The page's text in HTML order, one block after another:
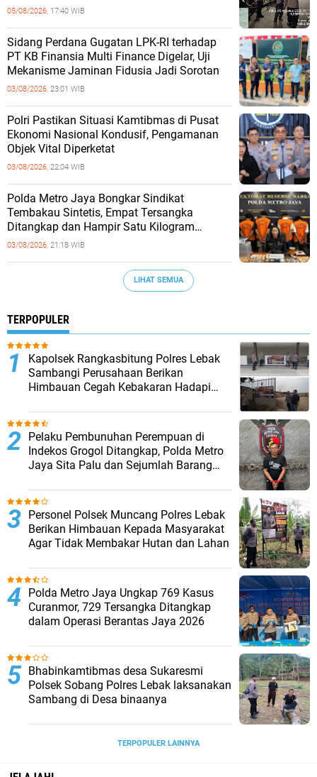
05/08/2026, 17:40 WIB
Sidang Perdana Gugatan LPK-RI terhadap
PT KB Finansia Multi Finance Digelar, Uji
Mekanisme Jaminan Fidusia Jadi Sorotan
03/08/2026, 23:01 WIB
‎Polri Pastikan Situasi Kamtibmas di Pusat
Ekonomi Nasional Kondusif, Pengamanan
Objek Vital Diperketat
03/08/2026, 22:04 WIB
‎Polda Metro Jaya Bongkar Sindikat
Tembakau Sintetis, Empat Tersangka
Ditangkap dan Hampir Satu Kilogram
Barang Bukti Disita
03/08/2026, 21:18 WIB
LIHAT SEMUA
TERPOPULER
Kapolsek Rangkasbitung Polres Lebak
Sambangi Perusahaan Berikan
Himbauan Cegah Kebakaran Hadapi
Pelaku Pembunuhan Perempuan di
Indekos Grogol Ditangkap, Polda Metro
Jaya Sita Palu dan Sejumlah Barang
Personel Polsek Muncang Polres Lebak
Berikan Himbauan Kepada Masyarakat
Agar Tidak Membakar Hutan dan Lahan
Polda Metro Jaya Ungkap 769 Kasus
Curanmor, 729 Tersangka Ditangkap
dalam Operasi Berantas Jaya 2026‎
Bhabinkamtibmas desa Sukaresmi
Polsek Sobang Polres Lebak laksanakan
Sambang di Desa binaanya
TERPOPULER LAINNYA